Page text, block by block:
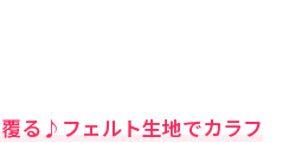
る♪フェルト生地でカラフ